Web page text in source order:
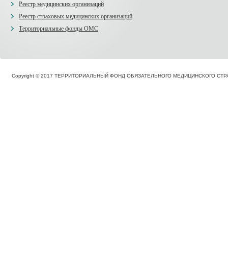
Реестр медицинских организаций
Реестр страховых медицинских организаций
Территориальные фонды ОМС
Copyright © 2017 ТЕРРИТОРИАЛЬНЫЙ ФОНД ОБЯЗАТЕЛЬНОГО МЕДИЦИНСКОГО